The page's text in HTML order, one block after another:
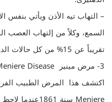
– التهاب تيه الأذن ويأتي
السمع، وكلاً من إلتهاب العصب
تقريباً عن 15% من كل حالات الدوار الأذنى.
3- مرض مينير Meniere Disease :